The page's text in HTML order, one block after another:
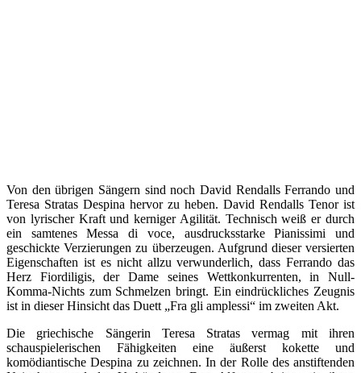
Von den übrigen Sängern sind noch David Rendalls Ferrando und
Teresa Stratas Despina hervor zu heben. David Rendalls Tenor ist
von lyrischer Kraft und kerniger Agilität. Technisch weiß er durch
ein samtenes Messa di voce, ausdrucksstarke Pianissimi und
geschickte Verzierungen zu überzeugen. Aufgrund dieser versierten
Eigenschaften ist es nicht allzu verwunderlich, dass Ferrando das
Herz Fiordiligis, der Dame seines Wettkonkurrenten, in Null-
Komma-Nichts zum Schmelzen bringt. Ein eindrückliches Zeugnis
ist in dieser Hinsicht das Duett „Fra gli amplessi“ im zweiten Akt.
Die griechische Sängerin Teresa Stratas vermag mit ihren
schauspielerischen Fähigkeiten eine äußerst kokette und
komödiantische Despina zu zeichnen. In der Rolle des anstiftenden